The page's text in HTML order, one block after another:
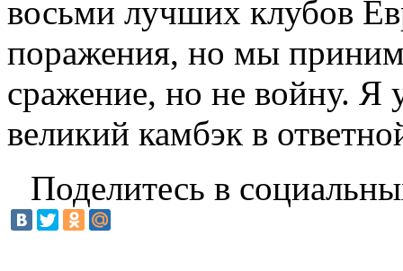
восьми лучших клубов
поражения, но мы
сражение, но не войну.
великий камбэк в
Поделитесь в